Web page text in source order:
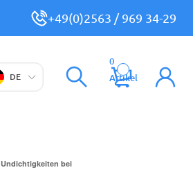
+49(0)2563 / 969 34-29
DE
0
Artikel
Undichtigkeiten bei